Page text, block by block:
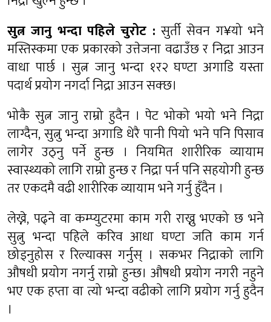
सुत्न जानु भन्दा पहिले चुरोट : सुर्ती सेवन ग¥यो भने
मस्तिस्कमा एक प्रकारको उत्तेजना वढाउँछ र निद्रा आउन
वाधा पार्छ । सुत्न जानु भन्दा १र२ घण्टा अगाडि यस्ता
पदार्थ प्रयोग नगर्दा निद्रा आउन सक्छ।
भोकै सुत्न जानु राम्रो हुदैन । पेट भोको भयो भने निद्रा
लाग्दैन, सुत्नु भन्दा अगाडि धेरै पानी पियो भने पनि पिसाव
लागेर उठ्नु पर्ने हुन्छ । नियमित शारीरिक व्यायाम
स्वास्थ्यको लागि राम्रो हुन्छ र निद्रा पर्न पनि सहयोगी हुन्छ
तर एकदमै वढी शारीरिक व्यायाम भने गर्नु हुँदैन ।
लेख्ने, पढ्ने वा कम्प्युटरमा काम गरी राख्नु भएको छ भने
सुत्नु भन्दा पहिले करिव आधा घण्टा जति काम गर्न
छोड्नुहोस र रिल्याक्स गर्नुस् । सकभर निद्राको लागि
औषधी प्रयोग नगर्नु राम्रो हुन्छ। औषधी प्रयोग नगरी नहुने
भए एक हप्ता वा त्यो भन्दा वढीको लागि प्रयोग गर्नु हुदैन
।